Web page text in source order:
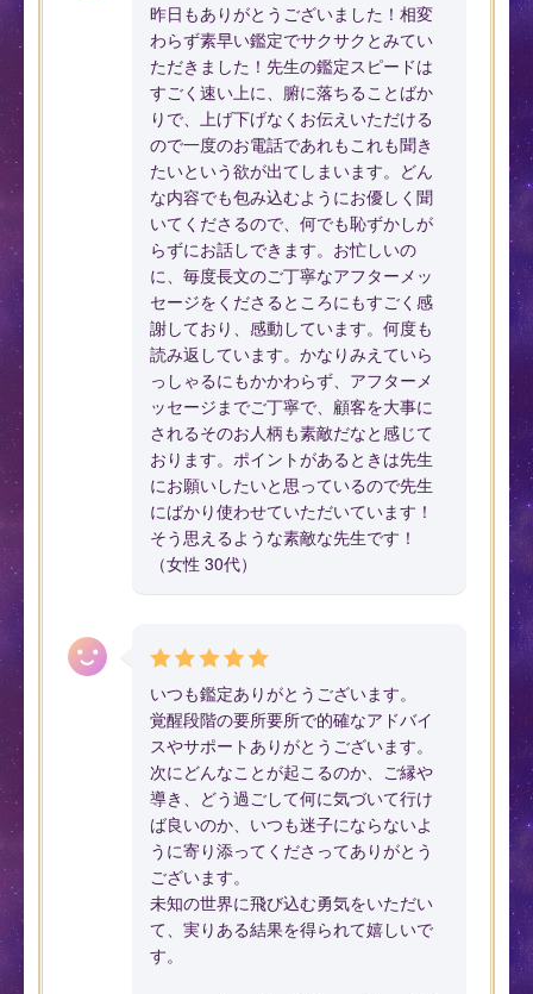
昨日もありがとうございました！相変
わらず素早い鑑定でサクサクとみてい
ただきました！先生の鑑定スピードは
すごく速い上に、腑に落ちることばか
りで、上げ下げなくお伝えいただける
ので一度のお電話であれもこれも聞き
たいという欲が出てしまいます。どん
な内容でも包み込むようにお優しく聞
いてくださるので、何でも恥ずかしが
らずにお話しできます。お忙しいの
に、毎度長文のご丁寧なアフターメッ
セージをくださるところにもすごく感
謝しており、感動しています。何度も
読み返しています。かなりみえていら
っしゃるにもかかわらず、アフターメ
ッセージまでご丁寧で、顧客を大事に
されるそのお人柄も素敵だなと感じて
おります。ポイントがあるときは先生
にお願いしたいと思っているので先生
にばかり使わせていただいています！
そう思えるような素敵な先生です！
（女性 30代）
いつも鑑定ありがとうございます。
覚醒段階の要所要所で的確なアドバイ
スやサポートありがとうございます。
次にどんなことが起こるのか、ご縁や
導き、どう過ごして何に気づいて行け
ば良いのか、いつも迷子にならないよ
うに寄り添ってくださってありがとう
ございます。
未知の世界に飛び込む勇気をいただい
て、実りある結果を得られて嬉しいで
す。